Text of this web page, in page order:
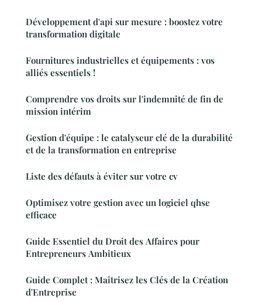
Développement d'api sur mesure : boostez votre
transformation digitale
Fournitures industrielles et équipements : vos
alliés essentiels !
Comprendre vos droits sur l'indemnité de fin de
mission intérim
Gestion d'équipe : le catalyseur clé de la durabilité
et de la transformation en entreprise
Liste des défauts à éviter sur votre cv
Optimisez votre gestion avec un logiciel qhse
efficace
Guide Essentiel du Droit des Affaires pour
Entrepreneurs Ambitieux
Guide Complet : Maîtrisez les Clés de la Création
d'Entreprise